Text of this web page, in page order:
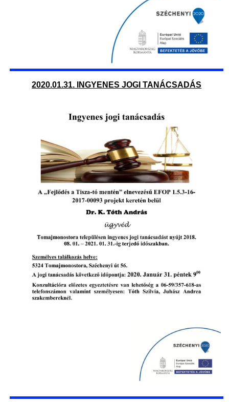
2020.01.31. INGYENES JOGI TANÁCSADÁS